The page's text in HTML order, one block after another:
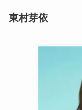
東村芽依